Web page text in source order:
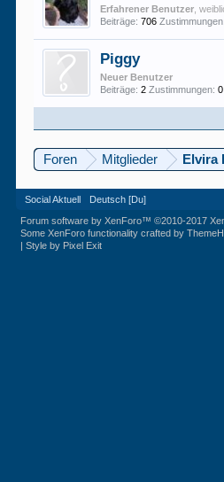
Erfahrener Benutzer ,
Beiträge: 706 Zustimmungen:
Piggy
Neuer Benutzer
Beiträge: 2 Zustimmungen: 0
Foren Mitglieder Elvira
Social Aktuell Deutsch [Du]
Forum software by XenForo™©2010-2017
Some XenForo functionality crafted by
|Style by Pixel Exit